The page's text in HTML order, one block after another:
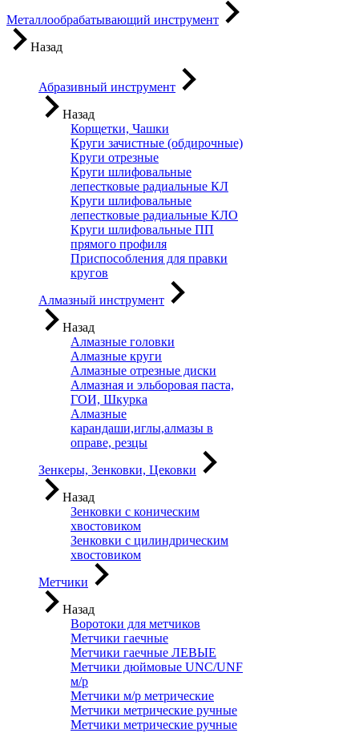
Металлообрабатывающий инструмент
Назад
Абразивный инструмент
Назад
Корщетки, Чашки
Круги зачистные (обдирочные)
Круги отрезные
Круги шлифовальные
лепестковые радиальные КЛ
Круги шлифовальные
лепестковые радиальные КЛО
Круги шлифовальные ПП
прямого профиля
Приспособления для правки
кругов
Алмазный инструмент
Назад
Алмазные головки
Алмазные круги
Алмазные отрезные диски
Алмазная и эльборовая паста,
ГОИ, Шкурка
Алмазные
карандаши,иглы,алмазы в
оправе, резцы
Зенкеры, Зенковки, Цековки
Назад
Зенковки с коническим
хвостовиком
Зенковки с цилиндрическим
хвостовиком
Метчики
Назад
Воротоки для метчиков
Метчики гаечные
Метчики гаечные ЛЕВЫЕ
Метчики дюймовые UNC/UNF
м/р
Метчики м/р метрические
Метчики метрические ручные
Метчики метрические ручные